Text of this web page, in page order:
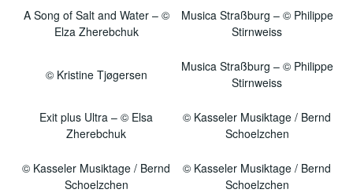
A Song of Salt and Water – ©
Elza Zherebchuk
Musica Straßburg – © Philippe
Stirnweiss
© Kristine Tjøgersen
Musica Straßburg – © Philippe
Stirnweiss
Exit plus Ultra – © Elsa
Zherebchuk
© Kasseler Musiktage / Bernd
Schoelzchen
© Kasseler Musiktage / Bernd
Schoelzchen
© Kasseler Musiktage / Bernd
Schoelzchen